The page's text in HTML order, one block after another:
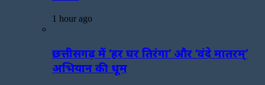
1 hour ago
छत्तीसगढ़ में ‘हर घर तिरंगा’ और ‘वंदे मातरम्’
अभियान की धूम